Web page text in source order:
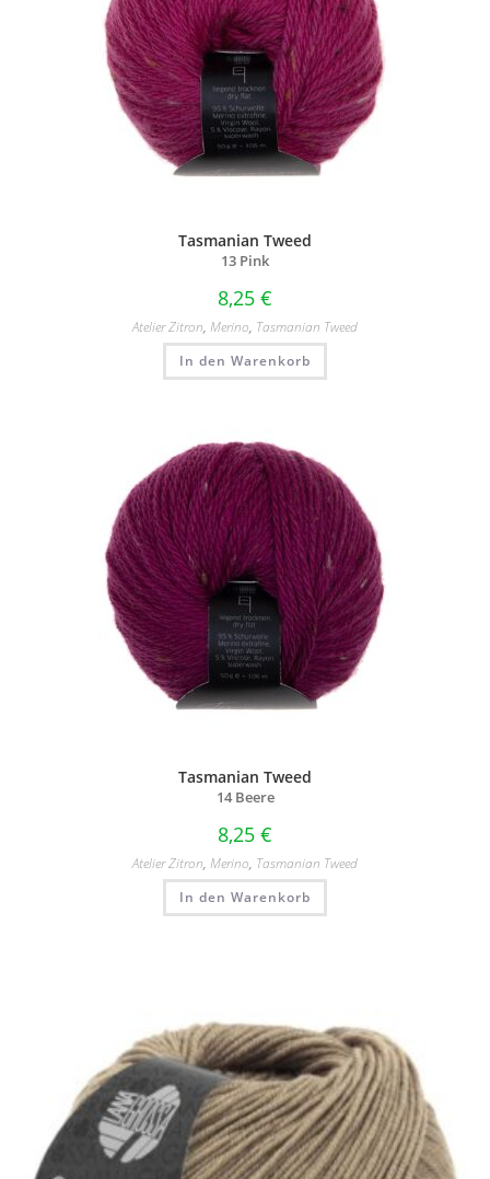
Tasmanian Tweed
13 Pink
8,25 €
Atelier Zitron, Merino, Tasmanian Tweed
In den Warenkorb
Tasmanian Tweed
14 Beere
8,25 €
Atelier Zitron, Merino, Tasmanian Tweed
In den Warenkorb